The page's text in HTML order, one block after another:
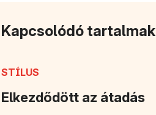
Kapcsolódó tartalmak
STÍLUS
Elkezdődött az átadás